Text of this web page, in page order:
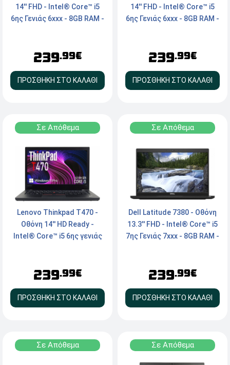
14'' FHD - Intel® Core™ i5
6ης Γενιάς 6xxx - 8GB RAM -
Home
239.99€
ΠΡΟΣΘΗΚΗ ΣΤΟ ΚΑΛΑΘΙ
14'' FHD - Intel® Core™ i5
6ης Γενιάς 6xxx - 8GB RAM -
Pro
239.99€
ΠΡΟΣΘΗΚΗ ΣΤΟ ΚΑΛΑΘΙ
Σε Απόθεμα
Lenovo Thinkpad T470 -
Οθόνη 14'' HD Ready -
Intel® Core™ i5 6ης γενιάς
Type-C - Windows 11 Pro
239.99€
ΠΡΟΣΘΗΚΗ ΣΤΟ ΚΑΛΑΘΙ
Σε Απόθεμα
Dell Latitude 7380 - Οθόνη
13.3'' FHD - Intel® Core™ i5
7ης Γενιάς 7xxx - 8GB RAM -
Windows 11 Pro
239.99€
ΠΡΟΣΘΗΚΗ ΣΤΟ ΚΑΛΑΘΙ
Σε Απόθεμα Σε Απόθεμα